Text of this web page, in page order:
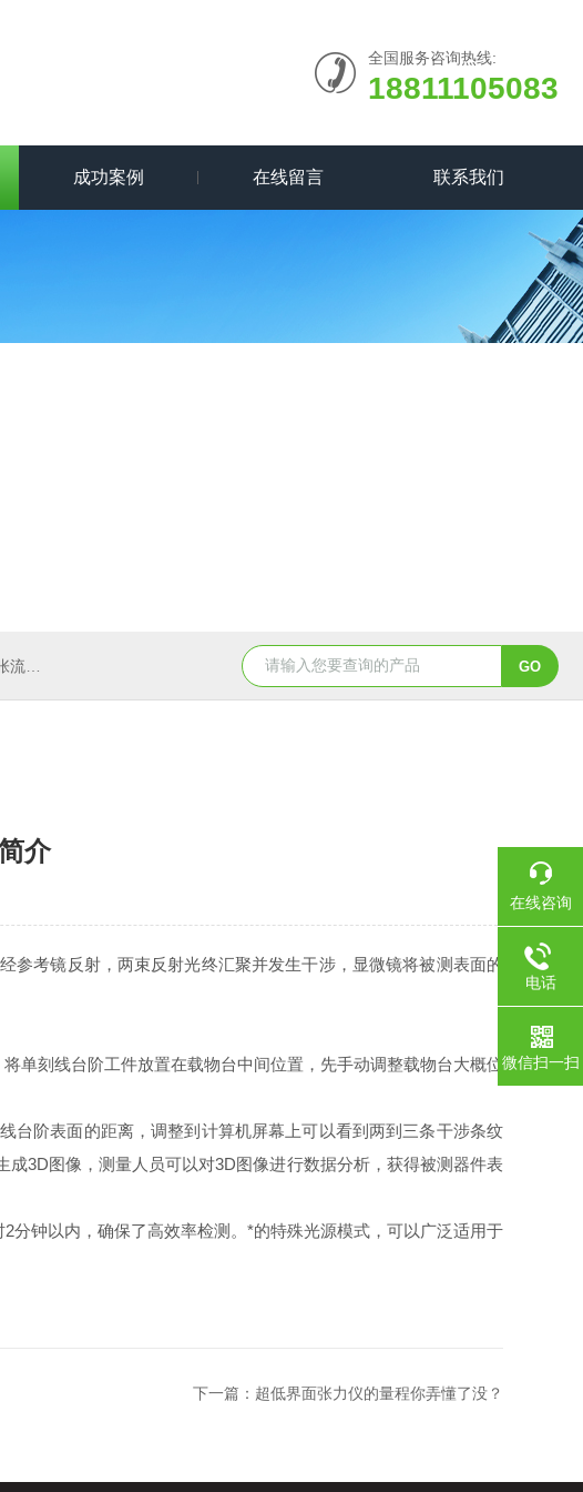
全国服务咨询热线:
18811105083
成功案例 在线留言 联系我们
仪
介
考镜反射，两束反射光终汇聚并发生干涉，显微镜将被测表面的
刻线台阶工件放置在载物台中间位置，先手动调整载物台大概位
阶表面的距离，调整到计算机屏幕上可以看到两到三条干涉条纹
3D图像，测量人员可以对3D图像进行数据分析，获得被测器件表
钟以内，确保了高效率检测。*的特殊光源模式，可以广泛适用于
下一篇： 超低界面张力仪的量程你弄懂了没？
在线咨询
电话
微信扫一扫